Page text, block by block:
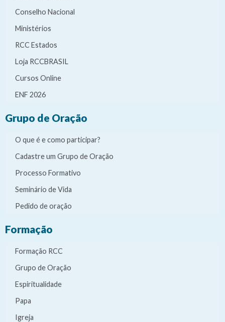
Conselho Nacional
Ministérios
RCC Estados
Loja RCCBRASIL
Cursos Online
ENF 2026
Grupo de Oração
O que é e como participar?
Cadastre um Grupo de Oração
Processo Formativo
Seminário de Vida
Pedido de oração
Formação
Formação RCC
Grupo de Oração
Espiritualidade
Papa
Igreja